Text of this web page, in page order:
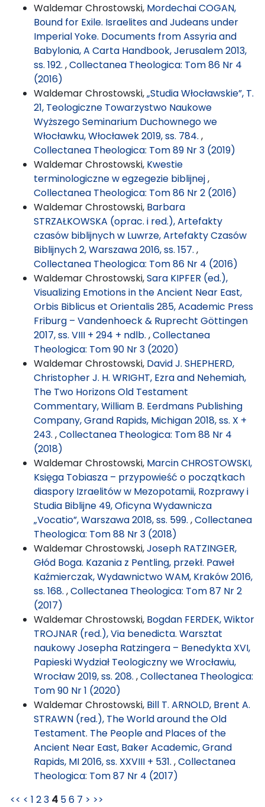
Waldemar Chrostowski, Mordechai COGAN,
Bound for Exile. Israelites and Judeans under
Imperial Yoke. Documents from Assyria and
Babylonia, A Carta Handbook, Jerusalem 2013,
ss. 192. ,Collectanea Theologica: Tom 86 Nr 4
(2016)
Waldemar Chrostowski,„Studia Włocławskie”, T.
21, Teologiczne Towarzystwo Naukowe
Wyższego Seminarium Duchownego we
Włocławku, Włocławek 2019, ss. 784. ,
Collectanea Theologica: Tom 89 Nr 3 (2019)
Waldemar Chrostowski, Kwestie
terminologiczne w egzegezie biblijnej,
Collectanea Theologica: Tom 86 Nr 2 (2016)
Waldemar Chrostowski, Barbara
STRZAŁKOWSKA (oprac. i red.), Artefakty
czasów biblijnych w Luwrze, Artefakty Czasów
Biblijnych 2, Warszawa 2016, ss. 157. ,
Collectanea Theologica: Tom 86 Nr 4 (2016)
Waldemar Chrostowski,Sara KIPFER (ed.),
Visualizing Emotions in the Ancient Near East,
Orbis Biblicus et Orientalis 285, Academic Press
Friburg – Vandenhoeck & Ruprecht Göttingen
2017, ss. VIII + 294 + ndlb. ,Collectanea
Theologica: Tom 90 Nr 3 (2020)
Waldemar Chrostowski, David J. SHEPHERD,
Christopher J. H. WRIGHT, Ezra and Nehemiah,
The Two Horizons Old Testament
Commentary, William B. Eerdmans Publishing
Company, Grand Rapids, Michigan 2018, ss. X +
243. ,Collectanea Theologica: Tom 88 Nr 4
(2018)
Waldemar Chrostowski, Marcin CHROSTOWSKI,
Księga Tobiasza – przypowieść o początkach
diaspory Izraelitów w Mezopotamii, Rozprawy i
Studia Biblijne 49, Oficyna Wydawnicza
„Vocatio”, Warszawa 2018, ss. 599. ,Collectanea
Theologica: Tom 88 Nr 3 (2018)
Waldemar Chrostowski,Joseph RATZINGER,
Głód Boga. Kazania z Pentling, przekł. Paweł
Kaźmierczak, Wydawnictwo WAM, Kraków 2016,
ss. 168. ,Collectanea Theologica: Tom 87 Nr 2
(2017)
Waldemar Chrostowski, Bogdan FERDEK, Wiktor
TROJNAR (red.), Via benedicta. Warsztat
naukowy Josepha Ratzingera – Benedykta XVI,
Papieski Wydział Teologiczny we Wrocławiu,
Wrocław 2019, ss. 208. ,Collectanea Theologica:
Tom 90 Nr 1 (2020)
Waldemar Chrostowski, Bill T. ARNOLD, Brent A.
STRAWN (red.), The World around the Old
Testament. The People and Places of the
Ancient Near East, Baker Academic, Grand
Rapids, MI 2016, ss. XXVIII + 531. ,Collectanea
Theologica: Tom 87 Nr 4 (2017)
<< < 1 23 4 56 7 > >>